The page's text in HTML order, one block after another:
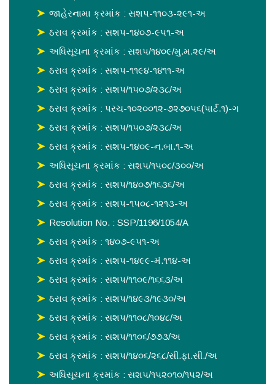
જાહેરનામા ક્રમાંક : સશપ-૧૧૦૩-૨૯૧-અ
ઠરાવ ક્રમાંક : સશપ-૧૪૦૭-૯૫૧-અ
અધિસૂચના ક્રમાંક : સશપ/૧૪૦૯/મુ.મ.૨૯/અ
ઠરાવ ક્રમાંક : સશપ-૧૧૯૪-૧૪૧૧-અ
ઠરાવ ક્રમાંક : સશપ/૧૫૦૭/૨૩૮/અ
ઠરાવ ક્રમાંક : પરચ-૧૦૨૦૦૧૨-૭૨૭૦૫૬(પાર્ટ.૧)-ગ
ઠરાવ ક્રમાંક : સશપ/૧૫૦૭/૨૩૮/અ
ઠરાવ ક્રમાંક : સશપ-૧૪૦૯-ન.બા.૧-અ
અધિસૂચના ક્રમાંક : સશપ/૧૫૦૮/૩૦૦/અ
ઠરાવ ક્રમાંક : સશપ/૧૪૦૭/૧૬૩૬/અ
ઠરાવ ક્રમાંક : સશપ-૧૫૦૮-૧૨૧૩-અ
Resolution No. : SSP/1196/1054/A
ઠરાવ ક્રમાંક : ૧૪૦૭-૯૫૧-અ
ઠરાવ ક્રમાંક : સશપ-૧૪૯૯-મં.૧૧૪-અ
ઠરાવ ક્રમાંક : સશપ/૧૧૦૯/૧૬૬૩/અ
ઠરાવ ક્રમાંક : સશપ/૧૪૯૩/૧૯૩૦/અ
ઠરાવ ક્રમાંક : સશપ/૧૧૦૮/૧૦૪૮/અ
ઠરાવ ક્રમાંક : સશપ/૧૧૦૬/૭૭૩/અ
ઠરાવ ક્રમાંક : સશપ/૧૪૦૬/૨૬૮/સી.ફા.સી./અ
અધિસૂચના ક્રમાંક : સશપ/૧૫૨૦૧૦/૧૫૨/અ